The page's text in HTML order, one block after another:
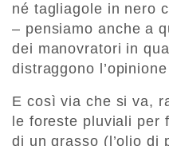
né tagliagole in nero
– pensiamo anche a
dei manovratori in
distraggono
E così via che si va,
le foreste pluviali per
di un grasso (l’olio di